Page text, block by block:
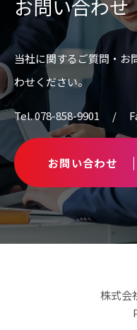
お問い合わせ
当社に関するご質問・お
わせください。
Tel. 078-858-9901 /
お問い合わせ
株式会